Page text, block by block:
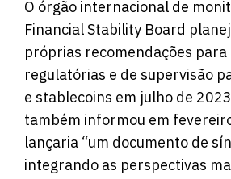
O órgão internacional de
Financial Stability Board
próprias recomendações
regulatórias e de supervisão
e stablecoins em julho de
também informou em
lançaria “um documento de
integrando as perspectivas